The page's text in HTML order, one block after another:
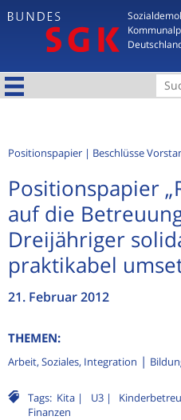
Jump to
S
c
f
o
r
m
r
Positionspapier Beschlüsse
Positionspapier
auf die
Dreijähriger
praktikabel
21. Februar 2012
THEMEN:
Arbeit, Soziales, Integration
Tags: Kita U3
Finanzen